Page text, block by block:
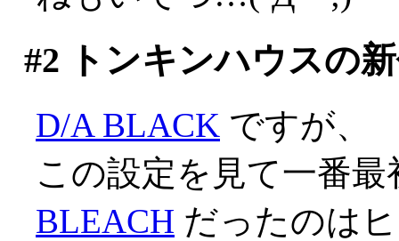
#2 トンキンハウスの
D/A BLACK ですが、
この設定を見て一番
BLEACH だったのは